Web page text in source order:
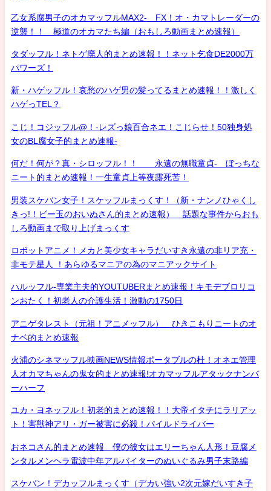
乙女系腐男子のオカマッフルMAX2- FX！オ・カマトレーダーの
逆襲！！ 極道のオカマたち編（おもしろ動画まとめ速報）
タダッフル！ネトゲ廃人的まとめ速報！！ネット乞食DE2000万
パワーズ！
新・ハゲッフル！哀愁のハゲ男の髪ってるまとめ速報！！激しく
ハゲっTEL？
こじ！コジッフル@！-レズっ娘百合ネエ！こじらせ！50独身処
女のBL腐女子的まとめ速報-
何だ！何が？真・シロッフル！！ 永遠の無職童貞- ぼっちな
ニート的まとめ速報！一生童貞上等夜露死苦！
男装スケバン女子！スケッフルまっくす！（新・ナンノひゃくし
きっ!！ビー玉のおいぬさん的まとめ速報） 話題な事件からおも
しろ動画まで取り上げまっくす
ロボットアニメ！メカと美少女キャラだいすき永遠の非リア充・
非モテ星人 ！あらゆるマニアの為のマニアックサイト
ハルッフル-専業主夫的YOUTUBERまとめ速報！キモデブロリコ
ンおたく！初老人の介護生活！激動の1750日
アニゲタレスト（元祖！アニメッフル） ひきこもりニートのオ
ナベ的まとめ速報
火浦のシネマッフル映画NEWS情報ポータブルの杜！オネエ管理
人オカマちゃんの鬼女的まとめ速報!オカマッフルアタックナンバ
ーハーフ
ユカ・ヨネッフル！初老的まとめ速報！！大帝イタチにラリアッ
ト！害獣神アリ・ガー被害に必殺！パイルドライバー
おネコさん的まとめ速報 僕の彼女はエリーちゃん人形！豆腐メ
ンタルメンヘラ電波中年アルバイターのぬいぐるみ男子末路編
スケバン！デカッフルまっくす（デカい強い2次元嫁だいすき子